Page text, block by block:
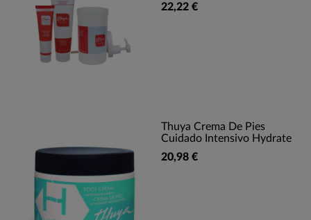
22,22 €
Thuya Crema De Pies
Cuidado Intensivo Hydrate
20,98 €